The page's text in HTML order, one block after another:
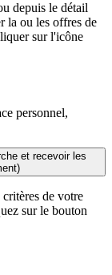
depuis le détail
la ou les offres de
sur l'icône
personnel,
et recevoir les
de votre
sur le bouton